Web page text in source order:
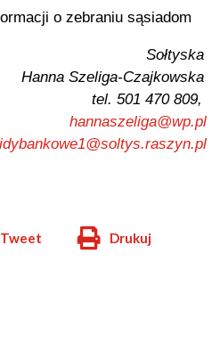
o zebraniu sąsiadom
Sołtyska
Hanna Szeliga-Czajkowska
tel. 501 470 809,
hannaszeliga@wp.pl
Tweet
Will
Drukuj